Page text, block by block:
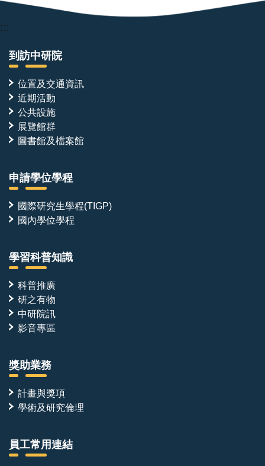
:::
到訪中研院
位置及交通資訊
近期活動
公共設施
展覽館群
圖書館及檔案館
申請學位學程
國際研究生學程(TIGP)
國內學位學程
學習科普知識
科普推廣
研之有物
中研院訊
影音專區
獎助業務
計畫與獎項
學術及研究倫理
員工常用連結